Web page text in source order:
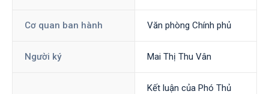
Cơ quan ban hành Văn phòng Chính phủ
Người ký Mai Thị Thu Vân
Kết luận của Phó Thủ